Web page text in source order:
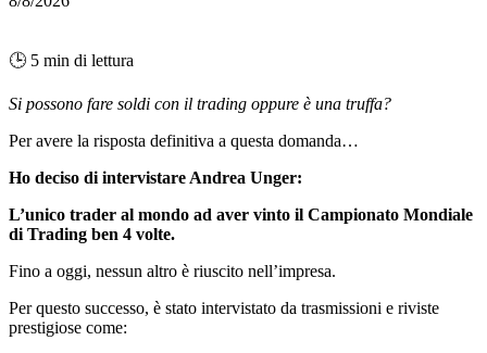
🕒 5 min di lettura
Si possono fare soldi con il trading oppure è una truffa?
Per avere la risposta definitiva a questa domanda…
Ho deciso di intervistare Andrea Unger:
L’unico trader al mondo ad aver vinto il Campionato Mondiale
di Trading ben 4 volte.
Fino a oggi, nessun altro è riuscito nell’impresa.
Per questo successo, è stato intervistato da trasmissioni e riviste
prestigiose come: